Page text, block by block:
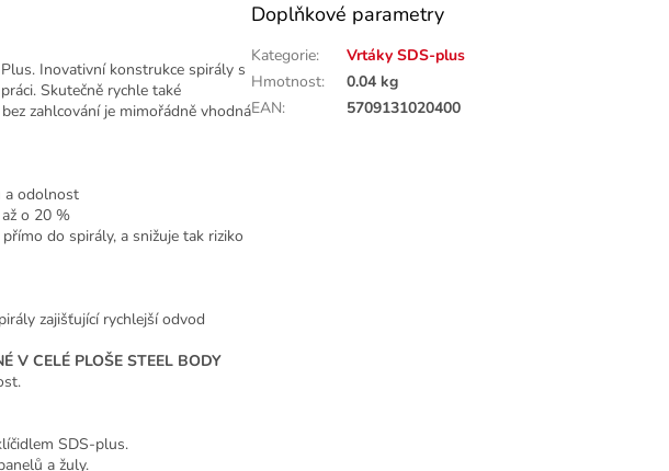
Inovativní konstrukce spirály s
Skutečně rychle také
zahlcování je mimořádně vhodná
a odolnost
o 20 %
do spirály, a snižuje tak riziko
zajišťující rychlejší odvod
V CELÉ PLOŠE STEEL BODY
SDS-plus.
a žuly.
Doplňkové parametry
Kategorie:
Vrtáky SDS-plus
Hmotnost:
0.04 kg
EAN: 5709131020400